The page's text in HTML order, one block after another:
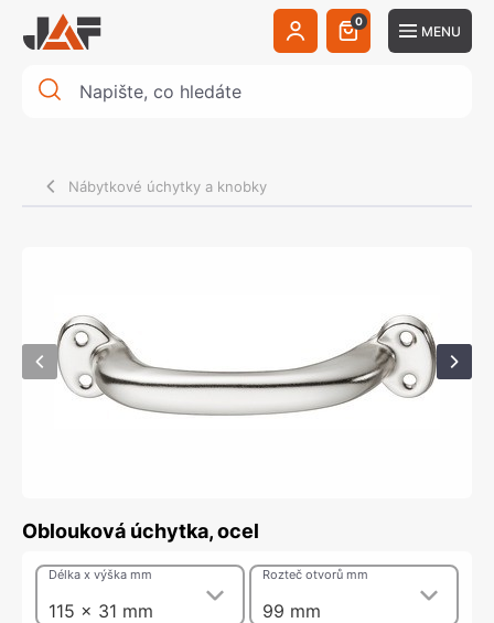
0
MENU
Nábytkové úchytky a knobky
Oblouková úchytka, ocel
115 x 31 mm
Délka x výška mm
99 mm
Rozteč otvorů mm